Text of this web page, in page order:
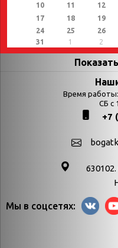
10
11 12
17
18 19
24
25 26
31
1 2
Страницы
Календарь
Богатков
Время
СБ с
+7
Мы в соцсетях: